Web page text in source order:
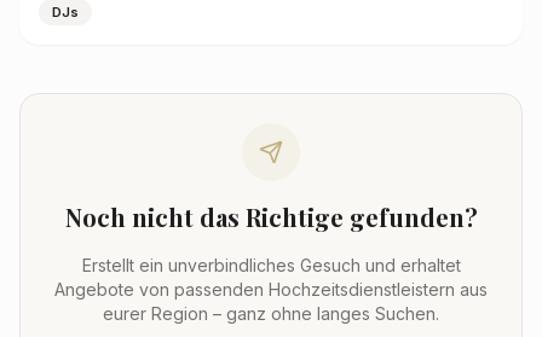
DJs
Noch nicht das Richtige gefunden?
Erstellt ein unverbindliches Gesuch und erhaltet
Angebote von passenden Hochzeitsdienstleistern aus
eurer Region – ganz ohne langes Suchen.